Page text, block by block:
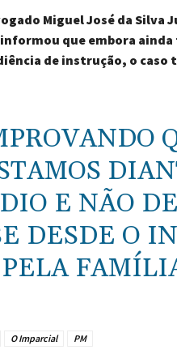
Miguel José da Silva
que embora
de instrução, o caso
E NÃO
DESDE O
O Imparcial PM